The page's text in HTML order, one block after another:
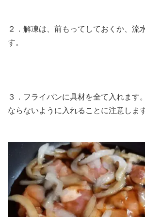
２．解凍は、前もってしておくか、流
す。
３．フライパンに具材を全て入れます
ならないように入れることに注意します